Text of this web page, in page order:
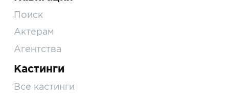
Поиск
Актерам
Агентства
Кастинги
Все кастинги